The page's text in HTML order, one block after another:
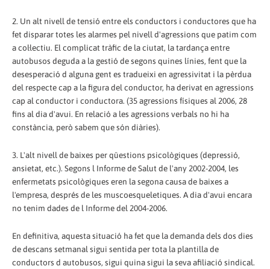
2. Un alt nivell de tensió entre els conductors i conductores que ha
fet disparar totes les alarmes pel nivell d'agressions que patim com
a col·lectiu. El complicat tràfic de la ciutat, la tardança entre
autobusos deguda a la gestió de segons quines línies, fent que la
desesperació d alguna gent es tradueixi en agressivitat i la pèrdua
del respecte cap a la figura del conductor, ha derivat en agressions
cap al conductor i conductora. (35 agressions físiques al 2006, 28
fins al dia d'avui. En relació a les agressions verbals no hi ha
constància, però sabem que són diàries).
3. L'alt nivell de baixes per qüestions psicològiques (depressió,
ansietat, etc.). Segons l Informe de Salut de l'any 2002-2004, les
enfermetats psicològiques eren la segona causa de baixes a
l'empresa, després de les muscoesqueletiques. A dia d'avui encara
no tenim dades de l Informe del 2004-2006.
En definitiva, aquesta situació ha fet que la demanda dels dos dies
de descans setmanal sigui sentida per tota la plantilla de
conductors d autobusos, sigui quina sigui la seva afiliació sindical.